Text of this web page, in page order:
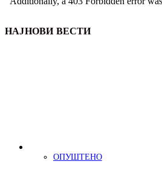
НАЈНОВИ ВЕСТИ
ОПУШТЕНО